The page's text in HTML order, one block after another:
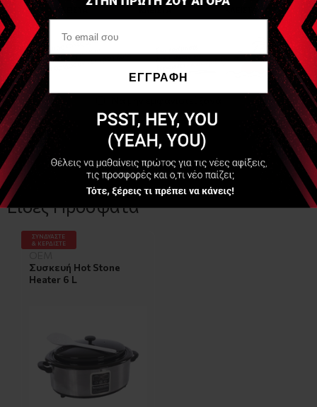
Τιμή: 130,00 €
ΑΓΟΡΑΣΕ ΤΟ ΠΑΚΕΤΟ
Αναλυτική Περιγραφή
Διαστάσεις: 38 x 28 x 18 cm; Ισχύς: 750W; Χωρητικότητα: 6
λίτρα.
Είδες Πρόσφατα
Συσκευή Hot Stone
Heater 6 L
ΣΥΝΔΥΑΣΤΕ
& ΚΕΡΔΙΣΤΕ
ΕΓΓΡΑΦΗ